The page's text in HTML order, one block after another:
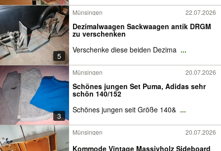
5
Münsingen 22.07.2026
Dezimalwaagen Sackwaagen antik DRGM
zu verschenken
Verschenke diese beiden Dezima ...
3
Münsingen 20.07.2026
Schönes jungen Set Puma, Adidas sehr
schön 140/152
Schönes jungen seit Größe 140& ...
Münsingen 20.07.2026
Kommode Vintage Massivholz Sideboard